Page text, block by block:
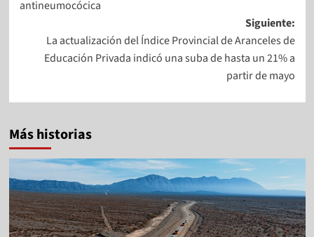
antineumocócica
Siguiente:
La actualización del Índice Provincial de Aranceles de
Educación Privada indicó una suba de hasta un 21% a
partir de mayo
Más historias